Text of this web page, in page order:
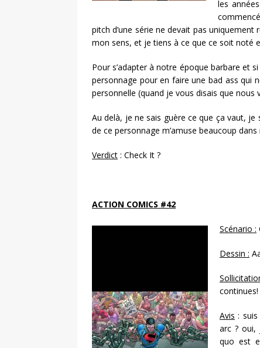
les
pitch d’une série ne devait pas uniquement
mon sens, et je tiens à ce que ce soit noté
Pour s’adapter à notre époque barbare et
personnage pour en faire une bad ass qui
personnelle (quand je vous disais que
Au delà, je ne sais guère ce que ça vaut,
de ce personnage m’amuse beaucoup
Verdict : Check It ?
ACTION COMICS #42
Scénario :
Dessin :
Avis :
arc ? oui,
quo est